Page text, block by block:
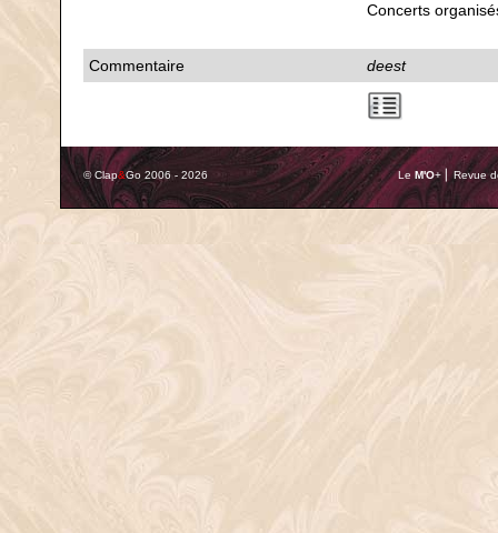
Concerts
Commentaire deest
© Clap&Go 2006 - 2026 Le M'O+ ⎢ Revue